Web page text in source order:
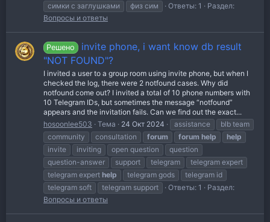
симки с заглушками
физ сим Ответы: 1
Раздел:
Вопросы и ответы
Решено
invite phone, i want know db result
"NOT FOUND"?
I invited a user to a group room using invite phone, but when I
checked the log, there were 2 notfound cases. Why did
notfound come out? I invited a total of 10 phone numbers with
10 Telegram IDs, but sometimes the message “notfound”
appears and the invitation fails. Can we find out the exact...
hosoonlee503
Тема 24 Окт 2024 assistance
blb team
community
consultation forum forum help
help
invite
inviting open question
question
question-answer
support telegram
telegram expert
telegram expert help telegram gods
telegram id
telegram soft
telegram support Ответы: 1
Раздел:
Вопросы и ответы